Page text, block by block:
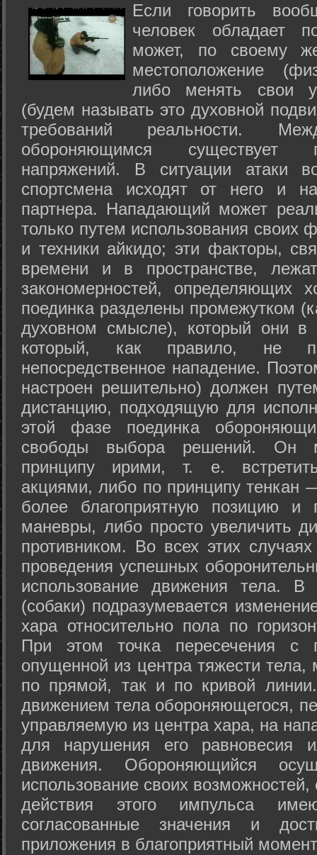
Если говорить
человек обладает
может, по своему
местоположение
либо менять свои
(будем называть это духовной
требований реальности.
обороняющимся существует
напряжений. В ситуации атаки
спортсмена исходят от него и
партнера. Нападающий может
только путем использования своих
и техники айкидо; эти факторы,
времени и в пространстве,
закономерностей, определяющих
поединка разделены промежутком
духовном смысле), который они в
который, как правило, не
непосредственное нападение.
настроен решительно) должен
дистанцию, подходящую для
этой фазе поединка
свободы выбора решений. Он
принципу ирими, т. е.
акциями, либо по принципу тенкан
более благоприятную позицию и
маневры, либо просто увеличить
противником. Во всех этих
проведения успешных
использование движения тела.
(собаки) подразумевается
хара относительно пола по
При этом точка пересечения с
опущенной из центра тяжести
по прямой, так и по кривой
движением тела обороняющегося,
управляемую из центра хара, на
для нарушения его равновесия
движения. Обороняющийся
использование своих
действия этого импульса
согласованные значения и
приложения в благоприятный